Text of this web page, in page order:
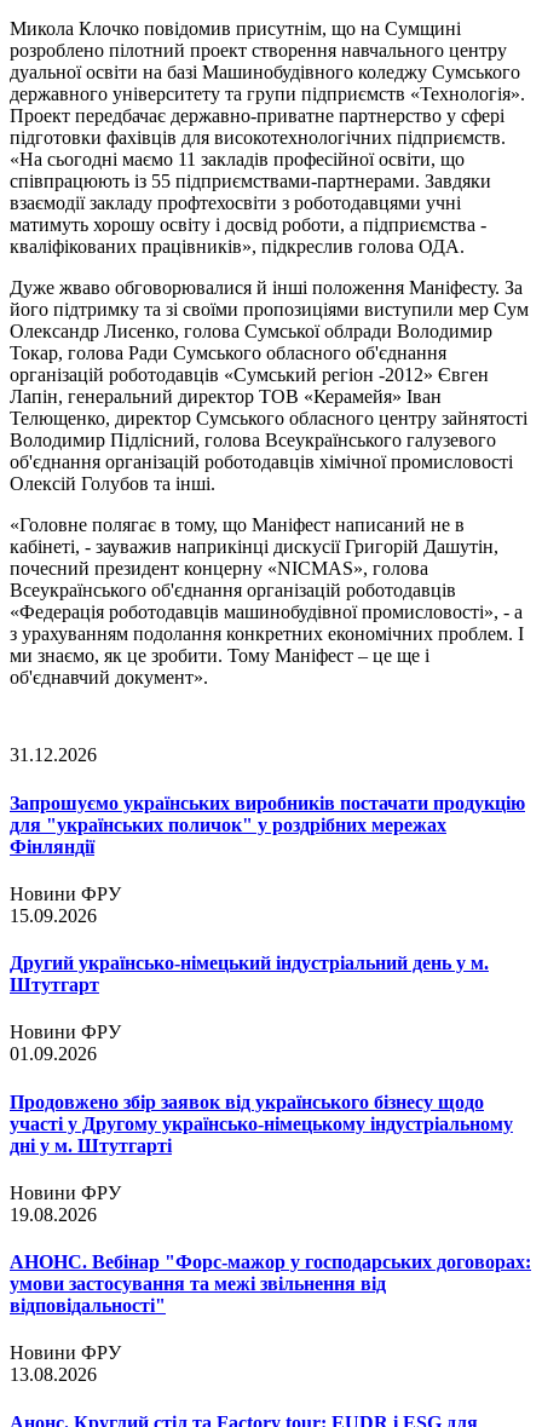
Микола Клочко повідомив присутнім, що на Сумщині
розроблено пілотний проект створення навчального центру
дуальної освіти на базі Машинобудівного коледжу Сумського
державного університету та групи підприємств «Технологія».
Проект передбачає державно-приватне партнерство у сфері
підготовки фахівців для високотехнологічних підприємств.
«На сьогодні маємо 11 закладів професійної освіти, що
співпрацюють із 55 підприємствами-партнерами. Завдяки
взаємодії закладу профтехосвіти з роботодавцями учні
матимуть хорошу освіту і досвід роботи, а підприємства -
кваліфікованих працівників», підкреслив голова ОДА.
Дуже жваво обговорювалися й інші положення Маніфесту. За
його підтримку та зі своїми пропозиціями виступили мер Сум
Олександр Лисенко, голова Сумської облради Володимир
Токар, голова Ради Сумського обласного об'єднання
організацій роботодавців «Сумський регіон -2012» Євген
Лапін, генеральний директор ТОВ «Керамейя» Іван
Телющенко, директор Сумського обласного центру зайнятості
Володимир Підлісний, голова Всеукраїнського галузевого
об'єднання організацій роботодавців хімічної промисловості
Олексій Голубов та інші.
«Головне полягає в тому, що Маніфест написаний не в
кабінеті, - зауважив наприкінці дискусії Григорій Дашутін,
почесний президент концерну «NICMAS», голова
Всеукраїнського об'єднання організацій роботодавців
«Федерація роботодавців машинобудівної промисловості», - а
з урахуванням подолання конкретних економічних проблем. І
ми знаємо, як це зробити. Тому Маніфест – це ще і
об'єднавчий документ».
31.12.2026
Запрошуємо українських виробників постачати продукцію
для "українських поличок" у роздрібних мережах
Фінляндії
Новини ФРУ
15.09.2026
Другий українсько-німецький індустріальний день у м.
Штутгарт
Новини ФРУ
01.09.2026
Продовжено збір заявок від українського бізнесу щодо
участі у Другому українсько-німецькому індустріальному
дні у м. Штутгарті
Новини ФРУ
19.08.2026
АНОНС. Вебінар "Форс-мажор у господарських договорах:
умови застосування та межі звільнення від
відповідальності"
Новини ФРУ
13.08.2026
Анонс. Круглий стіл та Factory tour: EUDR і ESG для